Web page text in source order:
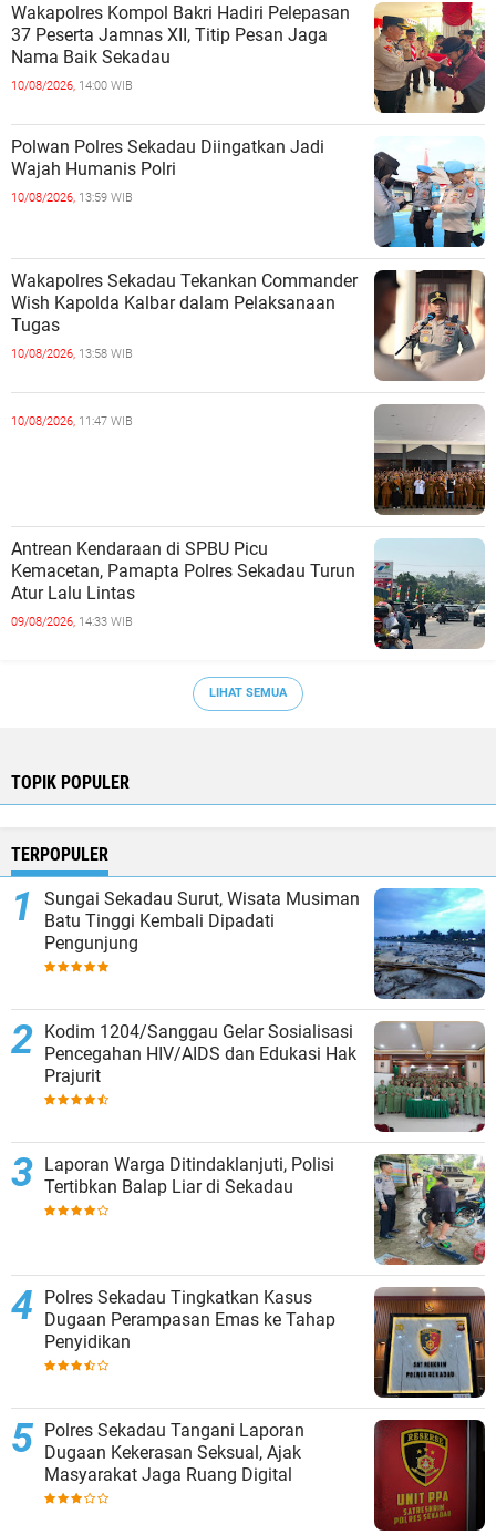
Wakapolres Kompol Bakri Hadiri Pelepasan
37 Peserta Jamnas XII, Titip Pesan Jaga
Nama Baik Sekadau
10/08/2026, 14:00 WIB
Polwan Polres Sekadau Diingatkan Jadi
Wajah Humanis Polri
10/08/2026, 13:59 WIB
Wakapolres Sekadau Tekankan Commander
Wish Kapolda Kalbar dalam Pelaksanaan
Tugas
10/08/2026, 13:58 WIB
10/08/2026, 11:47 WIB
Antrean Kendaraan di SPBU Picu
Kemacetan, Pamapta Polres Sekadau Turun
Atur Lalu Lintas
09/08/2026, 14:33 WIB
LIHAT SEMUA
TOPIK POPULER
TERPOPULER
Sungai Sekadau Surut, Wisata Musiman
Batu Tinggi Kembali Dipadati
Pengunjung
Kodim 1204/Sanggau Gelar Sosialisasi
Pencegahan HIV/AIDS dan Edukasi Hak
Prajurit
Laporan Warga Ditindaklanjuti, Polisi
Tertibkan Balap Liar di Sekadau
Polres Sekadau Tingkatkan Kasus
Dugaan Perampasan Emas ke Tahap
Penyidikan
Polres Sekadau Tangani Laporan
Dugaan Kekerasan Seksual, Ajak
Masyarakat Jaga Ruang Digital